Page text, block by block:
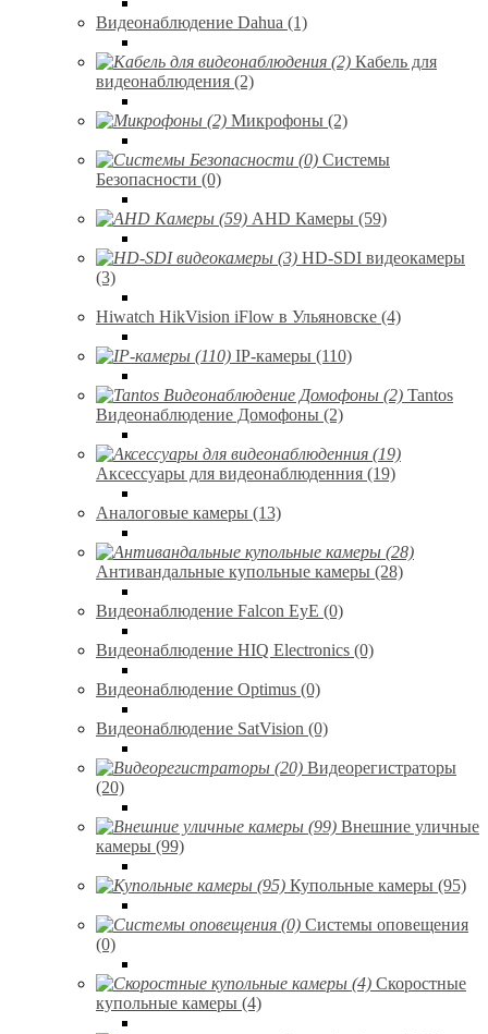
Видеонаблюдение Dahua (1)
Кабель для
видеонаблюдения (2)
Микрофоны (2)
Системы
Безопасности (0)
AHD Камеры (59)
HD-SDI видеокамеры
(3)
Hiwatch HikVision iFlow в Ульяновске (4)
IP-камеры (110)
Tantos
Видеонаблюдение Домофоны (2)
Аксессуары для видеонаблюденния (19)
Аналоговые камеры (13)
Антивандальные купольные камеры (28)
Видеонаблюдение Falcon EyE (0)
Видеонаблюдение HIQ Electronics (0)
Видеонаблюдение Optimus (0)
Видеонаблюдение SatVision (0)
Видеорегистраторы
(20)
Внешние уличные
камеры (99)
Купольные камеры (95)
Системы оповещения
(0)
Скоростные
купольные камеры (4)